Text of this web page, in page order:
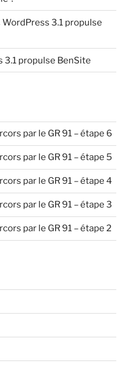
WordPress 3.1 propulse
3.1 propulse BenSite
par le GR 91 – étape 6
par le GR 91 – étape 5
par le GR 91 – étape 4
par le GR 91 – étape 3
par le GR 91 – étape 2